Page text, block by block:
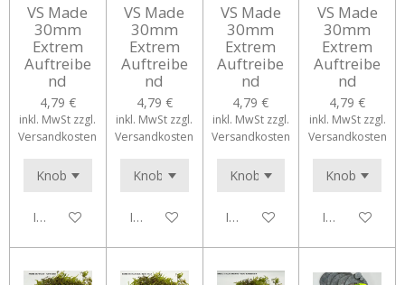
VS Made
30mm
Extrem
Auftreibe
nd
4,79 €
inkl. MwSt zzgl.
Versandkosten
In den Warenkorb
VS Made
30mm
Extrem
Auftreibe
nd
4,79 €
inkl. MwSt zzgl.
Versandkosten
In den Warenkorb
VS Made
30mm
Extrem
Auftreibe
nd
4,79 €
inkl. MwSt zzgl.
Versandkosten
In den Warenkorb
VS Made
30mm
Extrem
Auftreibe
nd
4,79 €
inkl. MwSt zzgl.
Versandkosten
In den